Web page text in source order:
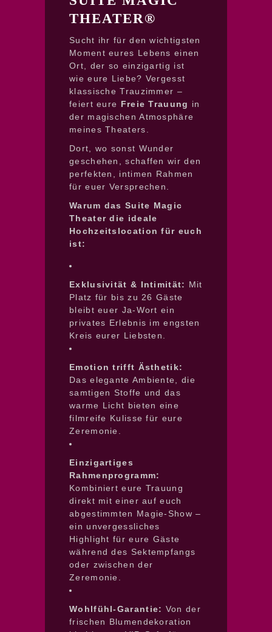
THEATER®
Sucht ihr für den wichtigsten
Moment eures Lebens einen
Ort, der so einzigartig ist
wie eure Liebe? Vergesst
klassische Trauzimmer –
feiert eure Freie Trauung in
der magischen Atmosphäre
meines Theaters.
Dort, wo sonst Wunder
geschehen, schaffen wir den
perfekten, intimen Rahmen
für euer Versprechen.
Warum das Suite Magic
Theater die ideale
Hochzeitslocation für euch
ist:
Exklusivität & Intimität: Mit
Platz für bis zu 26 Gäste
bleibt euer Ja-Wort ein
privates Erlebnis im engsten
Kreis eurer Liebsten.
Emotion trifft Ästhetik:
Das elegante Ambiente, die
samtigen Stoffe und das
warme Licht bieten eine
filmreife Kulisse für eure
Zeremonie.
Einzigartiges
Rahmenprogramm:
Kombiniert eure Trauung
direkt mit einer auf euch
abgestimmten Magie-Show –
ein unvergessliches
Highlight für eure Gäste
während des Sektempfangs
oder zwischen der
Zeremonie.
Wohlfühl-Garantie: Von der
frischen Blumendekoration